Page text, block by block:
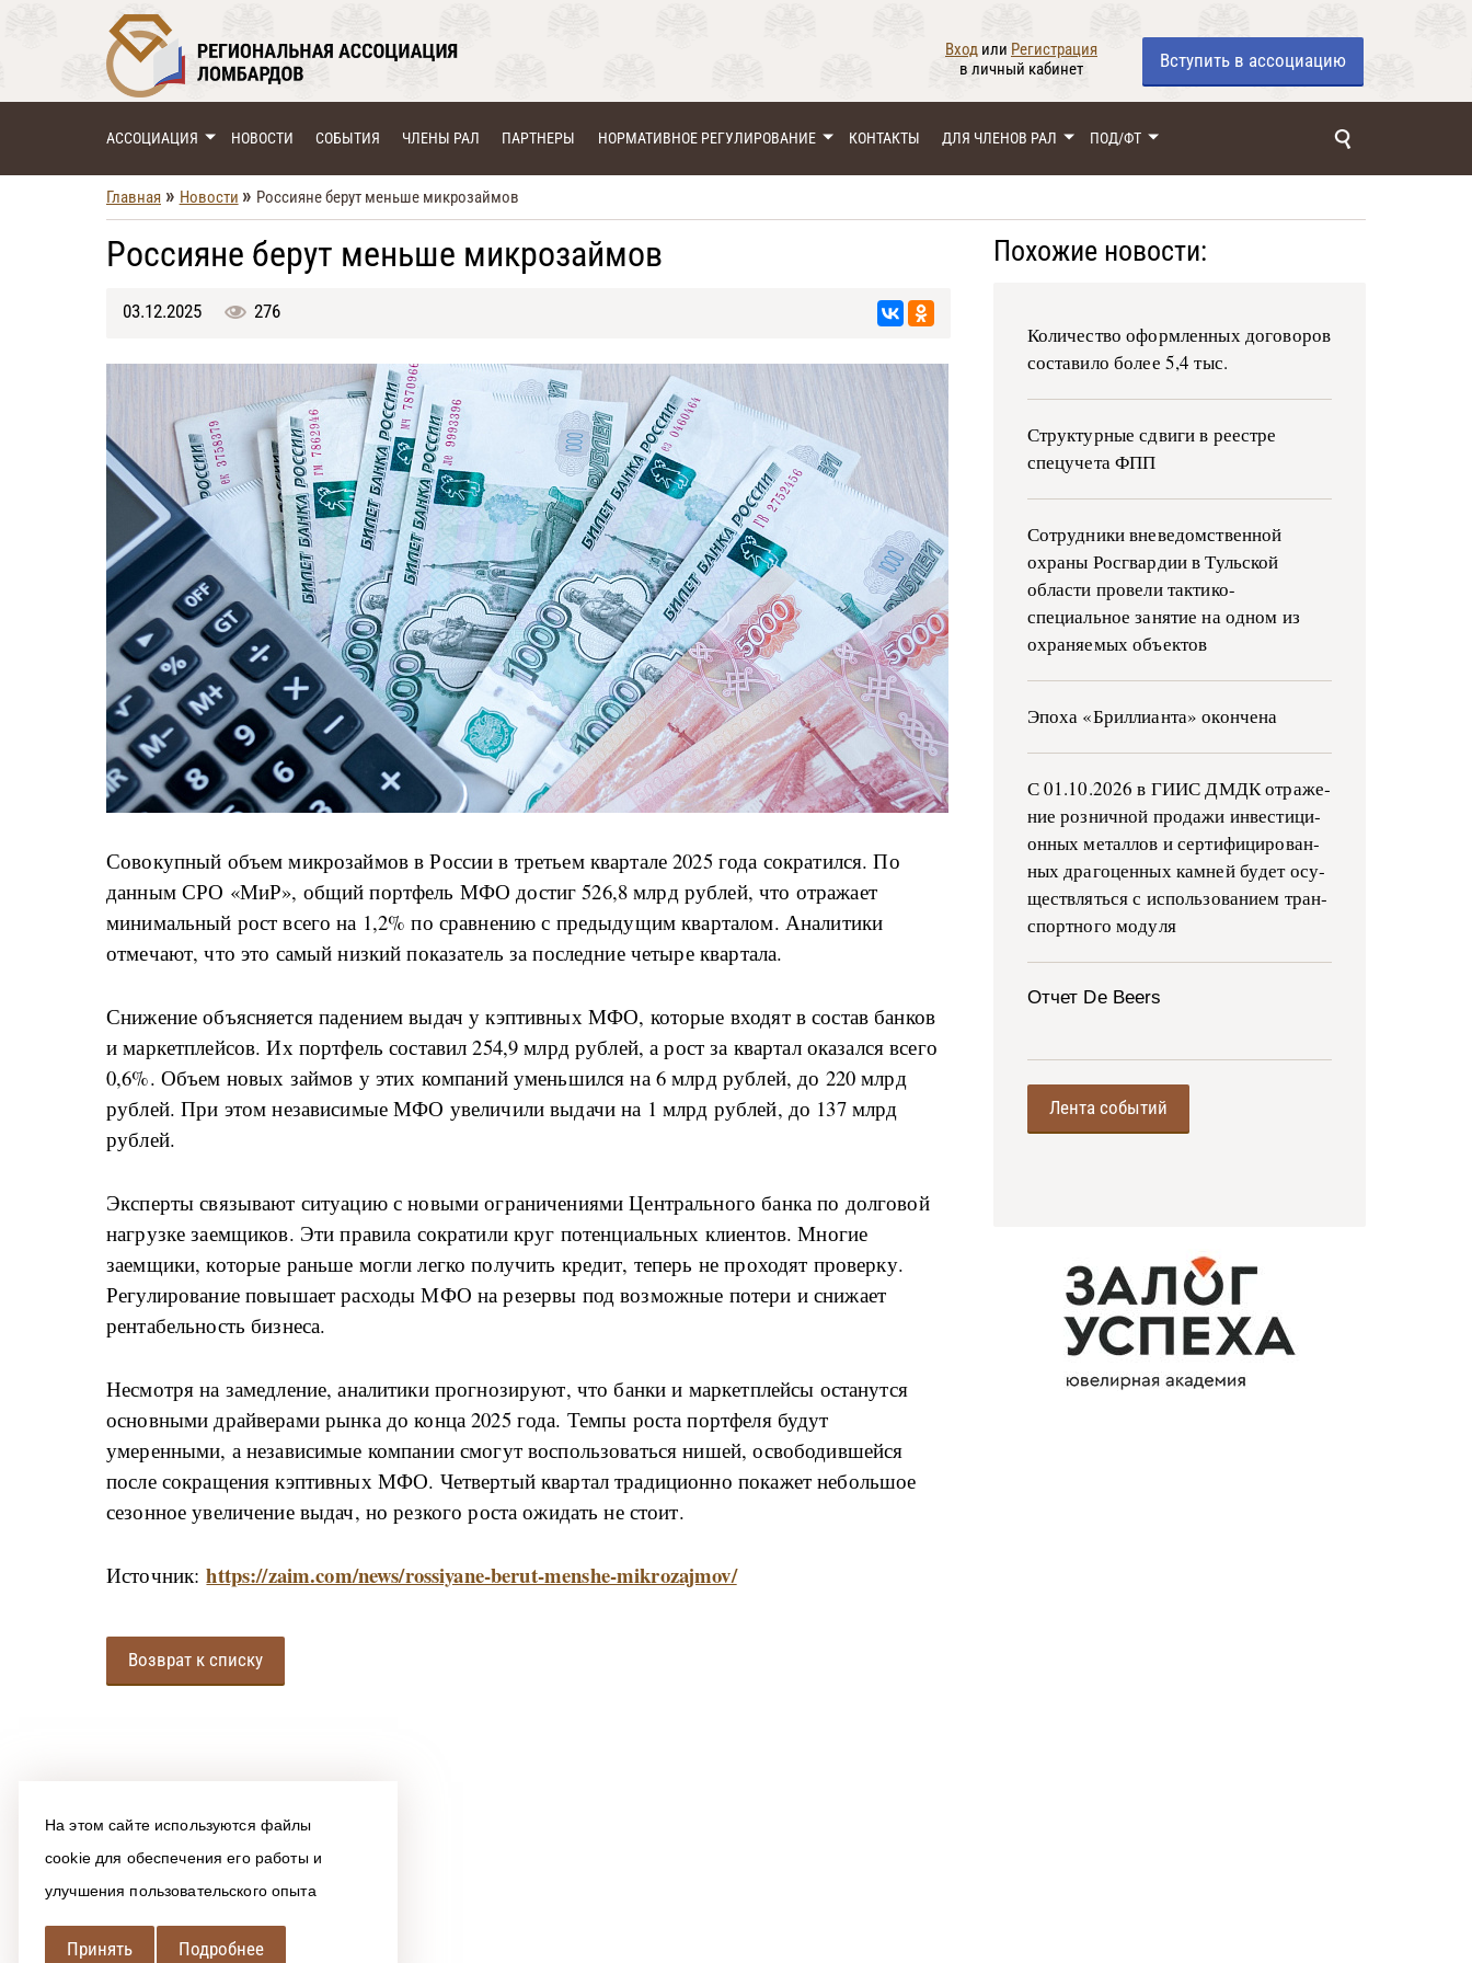
На этом сайте используются файлы
cookie для обеспечения его работы и
улучшения пользовательского опыта
Принять Подробнее
Вход или Регистрация
в личный кабинет
Вступить в ассоциацию
АССОЦИАЦИЯ НОВОСТИ СОБЫТИЯ ЧЛЕНЫ РАЛ ПАРТНЕРЫ НОРМАТИВНОЕ РЕГУЛИРОВАНИЕ КОНТАКТЫ ДЛЯ ЧЛЕНОВ РАЛ ПОД/ФТ
Главная » Новости » Россияне берут меньше микрозаймов
Россияне берут меньше микрозаймов
03.12.2025 276
Совокупный объем микрозаймов в России в третьем квартале 2025 года сократился. По
данным СРО «МиР», общий портфель МФО достиг 526,8 млрд рублей, что отражает
минимальный рост всего на 1,2% по сравнению с предыдущим кварталом. Аналитики
отмечают, что это самый низкий показатель за последние четыре квартала.
Снижение объясняется падением выдач у кэптивных МФО, которые входят в состав банков
и маркетплейсов. Их портфель составил 254,9 млрд рублей, а рост за квартал оказался всего
0,6%. Объем новых займов у этих компаний уменьшился на 6 млрд рублей, до 220 млрд
рублей. При этом независимые МФО увеличили выдачи на 1 млрд рублей, до 137 млрд
рублей.
Эксперты связывают ситуацию с новыми ограничениями Центрального банка по долговой
нагрузке заемщиков. Эти правила сократили круг потенциальных клиентов. Многие
заемщики, которые раньше могли легко получить кредит, теперь не проходят проверку.
Регулирование повышает расходы МФО на резервы под возможные потери и снижает
рентабельность бизнеса.
Несмотря на замедление, аналитики прогнозируют, что банки и маркетплейсы останутся
основными драйверами рынка до конца 2025 года. Темпы роста портфеля будут
умеренными, а независимые компании смогут воспользоваться нишей, освободившейся
после сокращения кэптивных МФО. Четвертый квартал традиционно покажет небольшое
сезонное увеличение выдач, но резкого роста ожидать не стоит.
Источник:https://zaim.com/news/rossiyane-berut-menshe-mikrozajmov/
Возврат к списку
Похожие новости:
Количество оформленных договоров
составило более 5,4 тыс.
Структурные сдвиги в реестре
спецучета ФПП
Сотрудники вневедомственной
охраны Росгвардии в Тульской
области провели тактико-
специальное занятие на одном из
охраняемых объектов
Эпоха «Бриллианта» окончена
С 01.10.2026 в ГИИС ДМДК от­ра­же­
ние роз­ни­ч­ной про­да­жи ин­ве­сти­ци­
он­ных ме­тал­лов и сер­ти­фи­ци­ро­ван­
ных дра­го­цен­ных ка­м­ней бу­дет осу­
ще­ств­лять­ся с ис­поль­зо­ва­ни­ем тран­
с­пор­т­но­го мо­ду­ля
Отчет De Beers
Лента событий